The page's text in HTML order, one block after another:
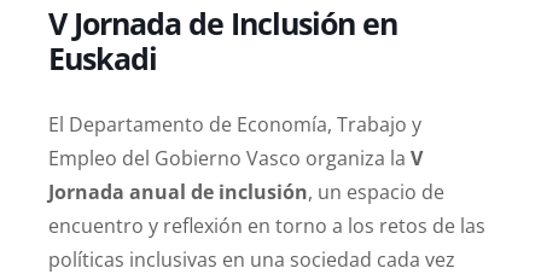
V Jornada de Inclusión en
Euskadi
El Departamento de Economía, Trabajo y
Empleo del Gobierno Vasco organiza la V
Jornada anual de inclusión, un espacio de
encuentro y reflexión en torno a los retos de las
políticas inclusivas en una sociedad cada vez